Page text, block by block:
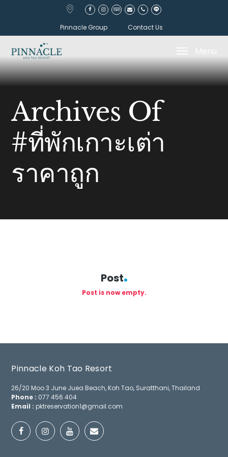
Pinnacle Group Contact Us
Archives Of
#ที่พักเกาะเต่า
ราคาถูก
Post
Post is now empty.
Pinnacle Koh Tao Resort
26/20 Moo 3 June Juea Beach, Koh Tao, Suratthani, Thailand
Phone : 077 456 404
Email : pktreservation1@gmail.com